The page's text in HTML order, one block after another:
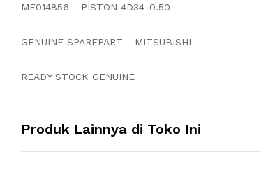
ME014856 - PISTON 4D34-0.50
GENUINE SPAREPART - MITSUBISHI
READY STOCK GENUINE
Produk Lainnya di Toko Ini